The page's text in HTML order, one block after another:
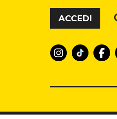
Vai al contenuto
ACCEDI